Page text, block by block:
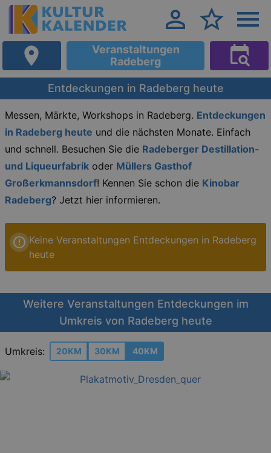
Veranstaltungen
Radeberg
Entdeckungen in Radeberg heute
Messen, Märkte, Workshops in Radeberg. Entdeckungen
in Radeberg heute und die nächsten Monate. Einfach
und schnell. Besuchen Sie die Radeberger Destillation-
und Liqueurfabrik oder Müllers Gasthof
Großerkmannsdorf! Kennen Sie schon die Kinobar
Radeberg? Jetzt hier informieren.
Keine Veranstaltungen Entdeckungen in Radeberg
heute
Weitere Veranstaltungen Entdeckungen im
Umkreis von Radeberg heute
Umkreis: 20KM 30KM 40KM